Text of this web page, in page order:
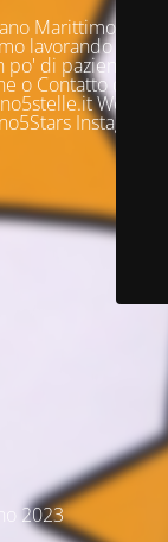
Marittimo è
lavorando per
di pazienza e
o Contatto questi
Web:
Instagram:
2023